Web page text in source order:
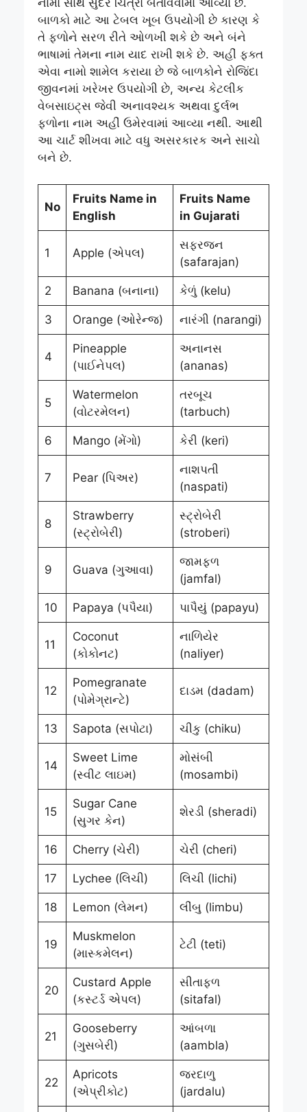
નામો સાથે સુંદર ચિત્રો બતાવવામાં આવ્યા છે.
બાળકો માટે આ ટેબલ ખૂબ ઉપયોગી છે કારણ કે
તે ફળોને સરળ રીતે ઓળખી શકે છે અને બંને
ભાષામાં તેમના નામ યાદ રાખી શકે છે. અહીં ફક્ત
એવા નામો શામેલ કરાયા છે જે બાળકોને રોજિંદા
જીવનમાં ખરેખર ઉપયોગી છે, અન્ય કેટલીક
વેબસાઇટ્સ જેવી અનાવશ્યક અથવા દુર્લભ
ફળોના નામ અહીં ઉમેરવામાં આવ્યા નથી. આથી
આ ચાર્ટ શીખવા માટે વધુ અસરકારક અને સાચો
બને છે.
No
Fruits Name in
English
Fruits Name
in Gujarati
1 Apple (એપલ)
સફરજન
(safarajan)
2 Banana (બનાના) કેળું (kelu)
3 Orange (ઓરેન્જ) નારંગી (narangi)
4
Pineapple
(પાઈનેપલ)
અનાનસ
(ananas)
5
Watermelon
(વોટરમેલન)
તરબૂચ
(tarbuch)
6 Mango (મેંગો) કેરી (keri)
7 Pear (પિઅર)
નાશપતી
(naspati)
8
Strawberry
(સ્ટ્રોબેરી)
સ્ટ્રોબેરી
(stroberi)
9 Guava (ગુઆવા)
જામફળ
(jamfal)
10 Papaya (પપૈયા) પાપૈયું (papayu)
11
Coconut
(કોકોનટ)
નાળિયેર
(naliyer)
12
Pomegranate
(પોમેગ્રાન્ટે)
દાડમ (dadam)
13 Sapota (સપોટા) ચીકુ (chiku)
14
Sweet Lime
(સ્વીટ લાઇમ)
મોસંબી
(mosambi)
15
Sugar Cane
(સુગર કેન)
શેરડી (sheradi)
16 Cherry (ચેરી) ચેરી (cheri)
17 Lychee (લિચી) લિચી (lichi)
18 Lemon (લેમન) લીંબુ (limbu)
19
Muskmelon
(માસ્કમેલન)
ટેટી (teti)
20
Custard Apple
(કસ્ટર્ડ એપલ)
સીતાફળ
(sitafal)
21
Gooseberry
(ગુસબેરી)
આંબળા
(aambla)
22
Apricots
(એપ્રીકોટ)
જરદાળુ
(jardalu)